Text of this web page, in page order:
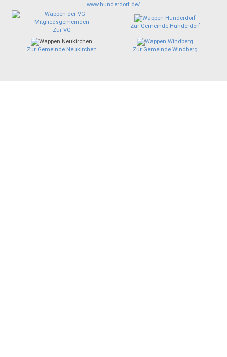
www.hunderdorf.de/
Zur VG
Zur Gemeinde Hunderdorf
Zur Gemeinde Neukirchen Zur Gemeinde Windberg